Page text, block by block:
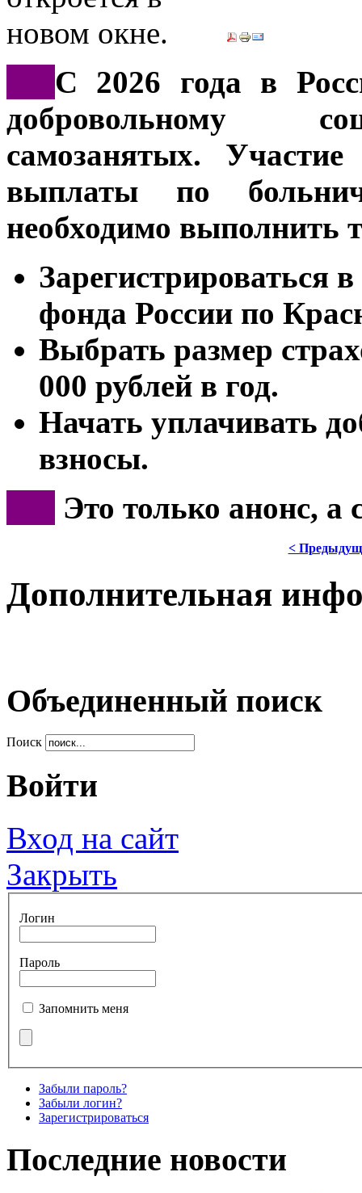
С 2026 года в
добровольному
самозанятых.
выплаты по
необходимо выполнить
Зарегистрироваться
фонда России по
Выбрать размер
000 рублей в год.
Начать уплачивать
взносы.
Это только анонс, а
<
Дополнительная
Объединенный поиск
Поиск
Войти
Вход на сайт
Закрыть
Логин
Пароль
Запомнить меня
Забыли пароль?
Забыли логин?
Зарегистрироваться
Последние новости